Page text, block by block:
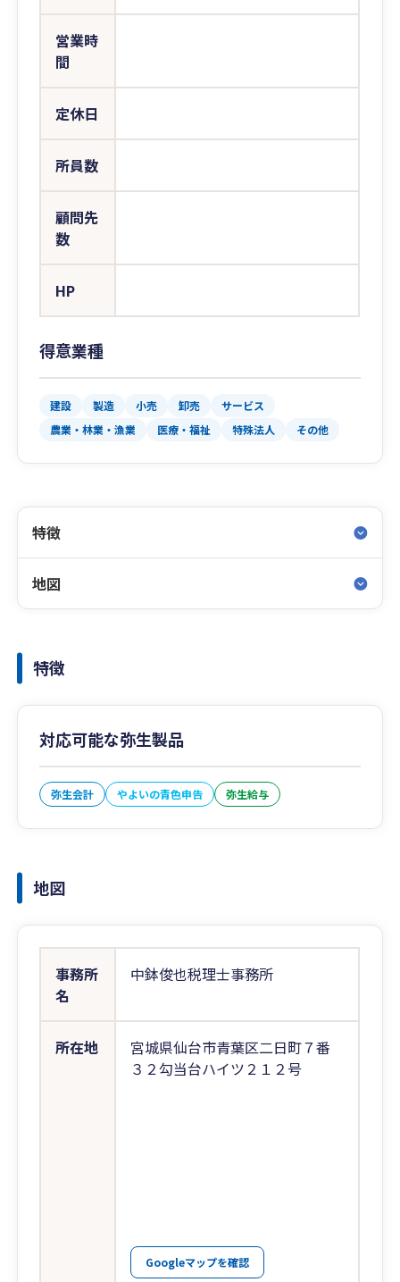
営業時
間
定休日
所員数
顧問先
数
HP
得意業種
建設 製造 小売 卸売
サービス
農業・林業・漁業
医療・福祉 特殊法人 その他
特徴
地図
特徴
対応可能な弥生製品
弥生会計 やよいの青色申告 弥生給与
地図
事務所
名
中鉢俊也税理士事務所
所在地
宮城県仙台市青葉区二日町７番
３２勾当台ハイツ２１２号
Googleマップを確認